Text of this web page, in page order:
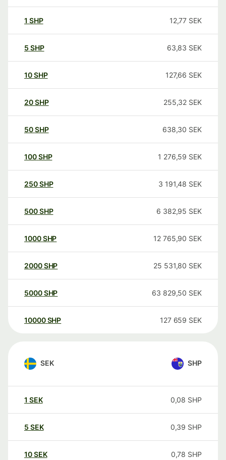
1 SHP 12,77 SEK
5 SHP 63,83 SEK
10SHP 127,66 SEK
20SHP 255,32 SEK
50SHP 638,30 SEK
100SHP 1 276,59 SEK
250SHP 3 191,48 SEK
500SHP 6 382,95 SEK
1000SHP 12 765,90 SEK
2000SHP 25 531,80 SEK
5000SHP 63 829,50 SEK
10000 SHP 127 659 SEK
SEK SHP
1 SEK 0,08 SHP
5 SEK 0,39 SHP
10SEK 0,78 SHP